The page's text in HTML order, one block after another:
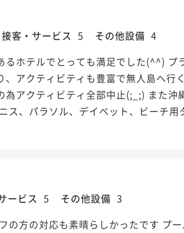
接客・サービス 5 その他設備 4
ホテルでとっても満足でした(^^) プ
アクティビティも豊富で無人島へ行
アクティビティ全部中止(;_;) また沖
、パラソル、デイベット、ビーチ用
ービス 5 その他設備 3
の方の対応も素晴らしかったです プ